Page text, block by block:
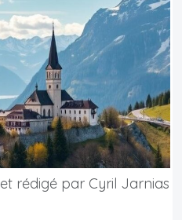
et rédigé par Cyril Jarnias